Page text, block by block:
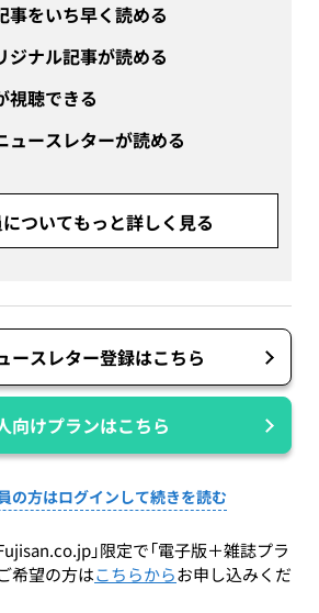
事をいち早く読める
ジナル記事が読める
視聴できる
ュースレターが読める
ついてもっと詳しく見る
ースレター登録はこちら
向けプランはこちら
の方はログインして続きを読む
」限定で「電子版＋雑誌プラ
希望の方はこちらからお申し込みくだ